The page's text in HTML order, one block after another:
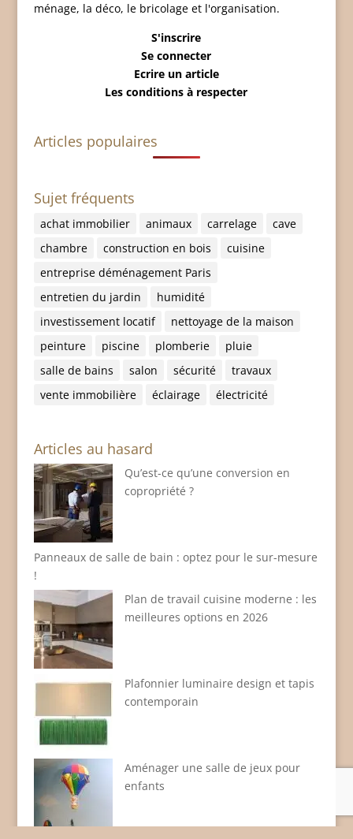
ménage, la déco, le bricolage et l'organisation.
S'inscrire
Se connecter
Ecrire un article
Les conditions à respecter
Articles populaires
Sujet fréquents
achat immobilier animaux carrelage
cave
chambre
construction en bois
cuisine
entreprise déménagement Paris
entretien du jardin
humidité
investissement locatif
nettoyage de la maison
peinture
piscine plomberie
pluie
salle de bains
salon sécurité
travaux
vente immobilière
éclairage électricité
Articles au hasard
Qu’est-ce qu’une conversion en
copropriété ?
Panneaux de salle de bain : optez pour le sur-mesure
!
Plan de travail cuisine moderne : les
meilleures options en 2026
Plafonnier luminaire design et tapis
contemporain
Aménager une salle de jeux pour
enfants